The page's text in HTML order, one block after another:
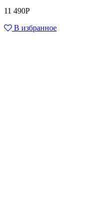
11 490Р
В избранное